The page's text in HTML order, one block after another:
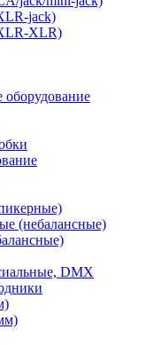
jack)
XLR)
(небалансные)
DMX